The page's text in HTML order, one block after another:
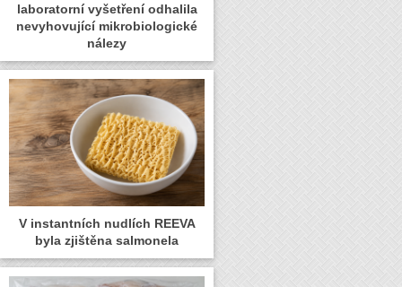
laboratorní vyšetření odhalila
nevyhovující mikrobiologické
nálezy
V instantních nudlích REEVA
byla zjištěna salmonela